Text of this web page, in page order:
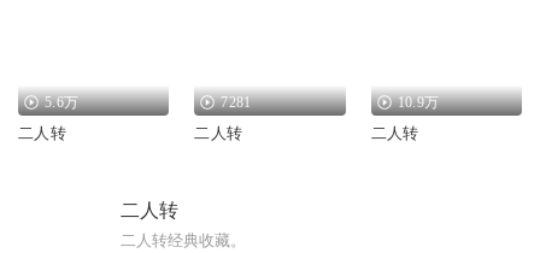
5.6万
二人转
7281
二人转
10.9万
二人转
二人转
二人转经典收藏。